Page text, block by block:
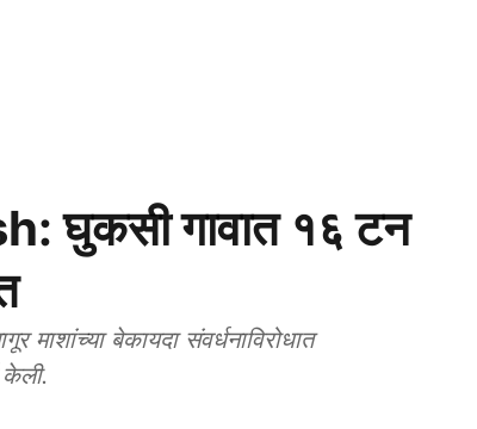
घुकसी गावात १६ टन
बेकायदा संवर्धनाविरोधात
केली.